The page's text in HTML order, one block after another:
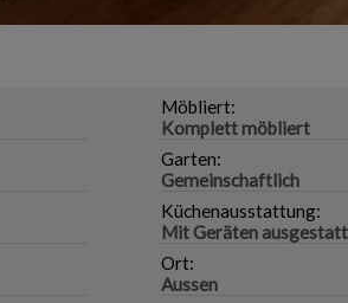
Möbliert:
Komplett möbliert
Garten:
Gemeinschaftlich
Küchenausstattung:
Mit Geräten
Ort:
Aussen